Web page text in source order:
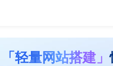
「轻量网站搭建」